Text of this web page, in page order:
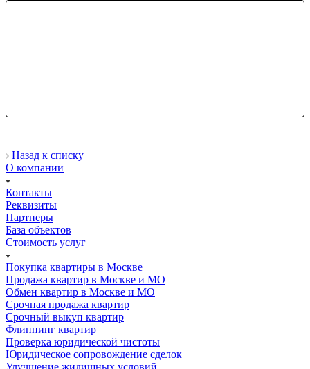
Назад к списку
О компании
Контакты
Реквизиты
Партнеры
База объектов
Стоимость услуг
Покупка квартиры в Москве
Продажа квартир в Москве и МО
Обмен квартир в Москве и МО
Срочная продажа квартир
Срочный выкуп квартир
Флиппинг квартир
Проверка юридической чистоты
Юридическое сопровождение сделок
Улучшение жилищных условий